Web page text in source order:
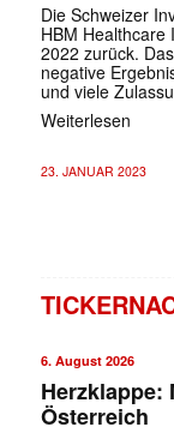
Die Schweizer
HBM Healthcare
2022 zurück.
negative
und viele
Weiterlesen
23. JANUAR 2023
6. August 2026
Österreich